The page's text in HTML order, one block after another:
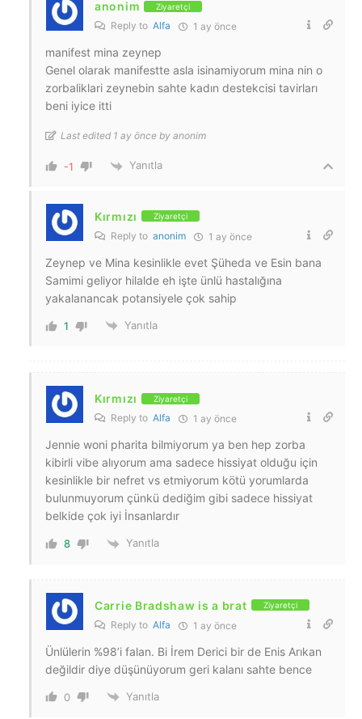
anonim Ziyaretçi
Reply to Alfa 1 ay önce
manifest mina zeynep
Genel olarak manifestte asla isinamiyorum mina nin o
zorbaliklari zeynebin sahte kadın destekcisi tavirları
beni iyice itti
Last edited 1 ay önce by anonim
-1 Yanıtla
Kırmızı Ziyaretçi
Reply to anonim 1 ay önce
Zeynep ve Mina kesinlikle evet Şüheda ve Esin bana
Samimi geliyor hilalde eh işte ünlü hastalığına
yakalanancak potansiyele çok sahip
1 Yanıtla
Kırmızı Ziyaretçi
Reply to Alfa 1 ay önce
Jennie woni pharita bilmiyorum ya ben hep zorba
kibirli vibe alıyorum ama sadece hissiyat olduğu için
kesinlikle bir nefret vs etmiyorum kötü yorumlarda
bulunmuyorum çünkü dediğim gibi sadece hissiyat
belkide çok iyi İnsanlardır
8 Yanıtla
Carrie Bradshaw is a brat Ziyaretçi
Reply to Alfa 1 ay önce
Ünlülerin %98’i falan. Bi İrem Derici bir de Enis Arıkan
değildir diye düşünüyorum geri kalanı sahte bence
0 Yanıtla